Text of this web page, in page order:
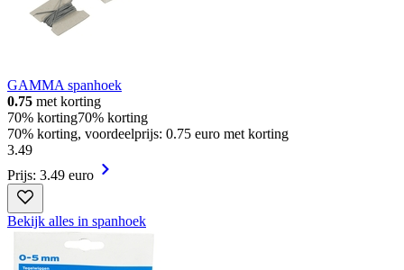
GAMMA spanhoek
0.75 met korting
70% korting70% korting
70% korting, voordeelprijs: 0.75 euro met korting
3.49
Prijs: 3.49 euro
Bekijk alles in spanhoek